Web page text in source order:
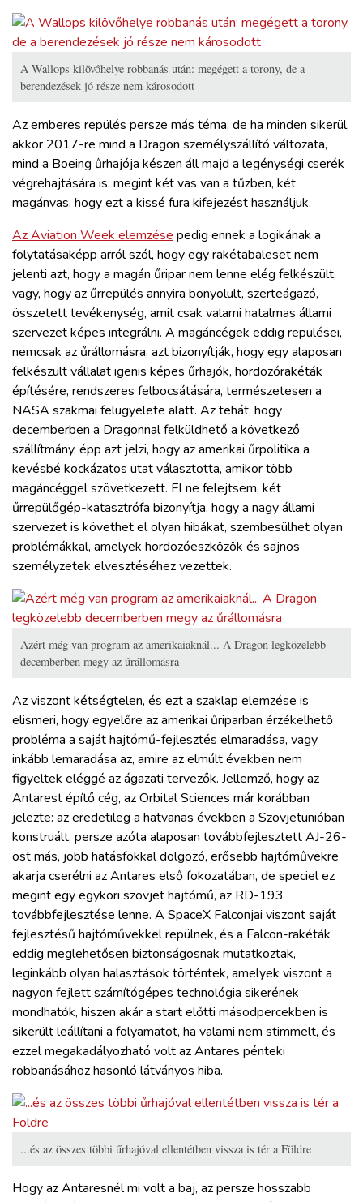
A Wallops kilövőhelye robbanás után: megégett a torony, de a
berendezések jó része nem károsodott
Az emberes repülés persze más téma, de ha minden sikerül,
akkor 2017-re mind a Dragon személyszállító változata,
mind a Boeing űrhajója készen áll majd a legénységi cserék
végrehajtására is: megint két vas van a tűzben, két
magánvas, hogy ezt a kissé fura kifejezést használjuk.
Az Aviation Week elemzése pedig ennek a logikának a
folytatásaképp arról szól, hogy egy rakétabaleset nem
jelenti azt, hogy a magán űripar nem lenne elég felkészült,
vagy, hogy az űrrepülés annyira bonyolult, szerteágazó,
összetett tevékenység, amit csak valami hatalmas állami
szervezet képes integrálni. A magáncégek eddig repülései,
nemcsak az űrállomásra, azt bizonyítják, hogy egy alaposan
felkészült vállalat igenis képes űrhajók, hordozórakéták
építésére, rendszeres felbocsátására, természetesen a
NASA szakmai felügyelete alatt. Az tehát, hogy
decemberben a Dragonnal felküldhető a következő
szállítmány, épp azt jelzi, hogy az amerikai űrpolitika a
kevésbé kockázatos utat választotta, amikor több
magáncéggel szövetkezett. El ne felejtsem, két
űrrepülőgép-katasztrófa bizonyítja, hogy a nagy állami
szervezet is követhet el olyan hibákat, szembesülhet olyan
problémákkal, amelyek hordozóeszközök és sajnos
személyzetek elvesztéséhez vezettek.
Azért még van program az amerikaiaknál... A Dragon legközelebb
decemberben megy az űrállomásra
Az viszont kétségtelen, és ezt a szaklap elemzése is
elismeri, hogy egyelőre az amerikai űriparban érzékelhető
probléma a saját hajtómű-fejlesztés elmaradása, vagy
inkább lemaradása az, amire az elmúlt években nem
figyeltek eléggé az ágazati tervezők. Jellemző, hogy az
Antarest építő cég, az Orbital Sciences már korábban
jelezte: az eredetileg a hatvanas években a Szovjetunióban
konstruált, persze azóta alaposan továbbfejlesztett AJ-26-
ost más, jobb hatásfokkal dolgozó, erősebb hajtóművekre
akarja cserélni az Antares első fokozatában, de speciel ez
megint egy egykori szovjet hajtómű, az RD-193
továbbfejlesztése lenne. A SpaceX Falconjai viszont saját
fejlesztésű hajtóművekkel repülnek, és a Falcon-rakéták
eddig meglehetősen biztonságosnak mutatkoztak,
leginkább olyan halasztások történtek, amelyek viszont a
nagyon fejlett számítógépes technológia sikerének
mondhatók, hiszen akár a start előtti másodpercekben is
sikerült leállítani a folyamatot, ha valami nem stimmelt, és
ezzel megakadályozható volt az Antares pénteki
robbanásához hasonló látványos hiba.
...és az összes többi űrhajóval ellentétben vissza is tér a Földre
Hogy az Antaresnél mi volt a baj, az persze hosszabb